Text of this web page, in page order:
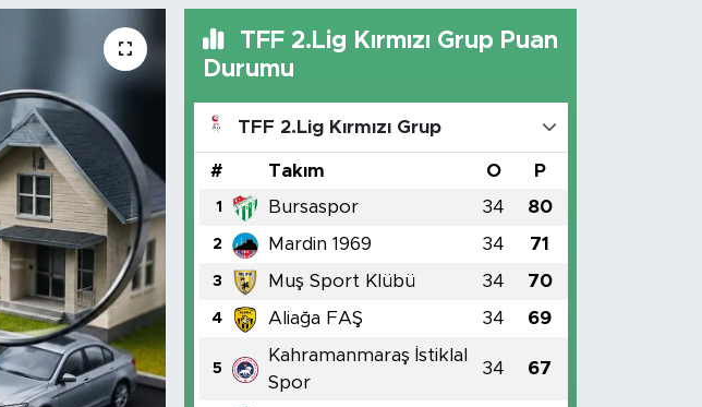
TFF 2.Lig Kırmızı Grup Puan
Durumu
TFF 2.Lig Kırmızı Grup
# Takım O P
1 Bursaspor 34 80
2 Mardin 1969 34 71
3 Muş Sport Klübü 34 70
4 Aliağa FAŞ 34 69
5
Kahramanmaraş İstiklal
Spor
34 67